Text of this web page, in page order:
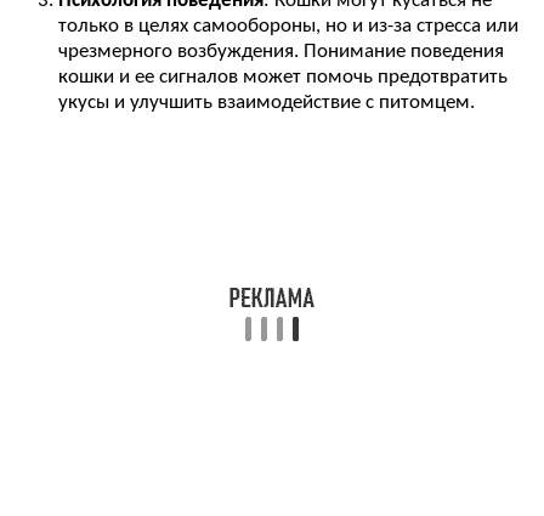
только в целях самообороны, но и из-за стресса или
чрезмерного возбуждения. Понимание поведения
кошки и ее сигналов может помочь предотвратить
укусы и улучшить взаимодействие с питомцем.